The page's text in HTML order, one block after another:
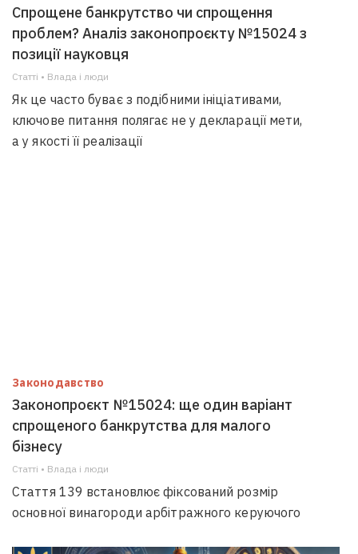
Спрощене банкрутство чи спрощення
проблем? Аналіз законопроєкту №15024 з
позиції науковця
Статті • Влада i люди
Як це часто буває з подібними ініціативами,
ключове питання полягає не у декларації мети,
а у якості її реалізації
Законодавство
Законопроєкт №15024: ще один варіант
спрощеного банкрутства для малого
бізнесу
Статті • Влада i люди
Стаття 139 встановлює фіксований розмір
основної винагороди арбітражного керуючого